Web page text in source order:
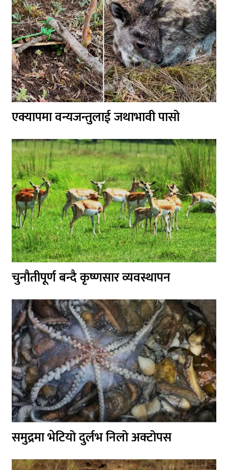
एक्यापमा वन्यजन्तुलाई जथाभावी पासो
चुनौतीपूर्ण बन्दै कृष्णसार व्यवस्थापन
समुद्रमा भेटियो दुर्लभ निलो अक्टोपस